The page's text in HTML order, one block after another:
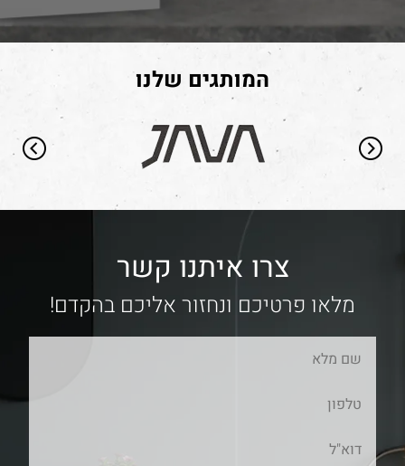
המותגים שלנו
צרו איתנו קשר
מלאו פרטיכם ונחזור אליכם בהקדם!